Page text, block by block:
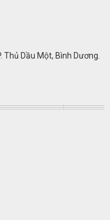
Thủ Dầu Một, Bình Dương.